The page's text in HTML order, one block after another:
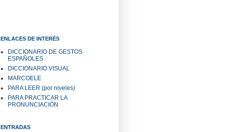
ENLACES DE INTERÉS
DICCIONARIO DE GESTOS
ESPAÑOLES
DICCIONARIO VISUAL
MARCOELE
PARA LEER (por niveles)
PARA PRACTICAR LA
PRONUNCIACIÓN
ENTRADAS